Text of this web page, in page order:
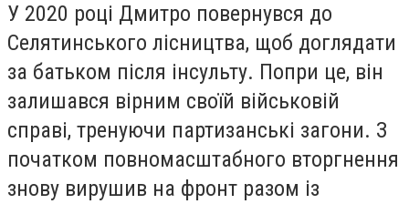
У 2020 році Дмитро повернувся до
Селятинського лісництва, щоб доглядати
за батьком після інсульту. Попри це, він
залишався вірним своїй військовій
справі, тренуючи партизанські загони. З
початком повномасштабного вторгнення
знову вирушив на фронт разом із